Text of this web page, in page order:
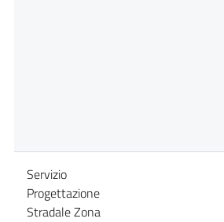
Servizio
Progettazione
Stradale Zona